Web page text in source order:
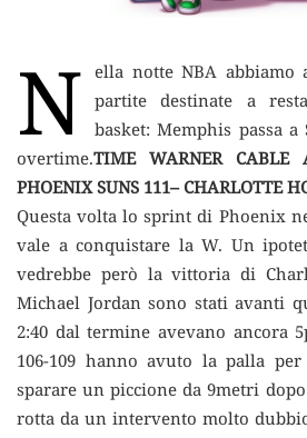
N ella notte NBA abbiamo
partite destinate a
basket: Memphis passa
overtime.TIME WARNER CABLE
PHOENIX SUNS 111– CHARLOTTE
Questa volta lo sprint di Phoenix
vale a conquistare la W. Un
vedrebbe però la vittoria di
Michael Jordan sono stati avanti
2:40 dal termine avevano ancora
106-109 hanno avuto la palla
sparare un piccione da 9metri
rotta da un intervento molto